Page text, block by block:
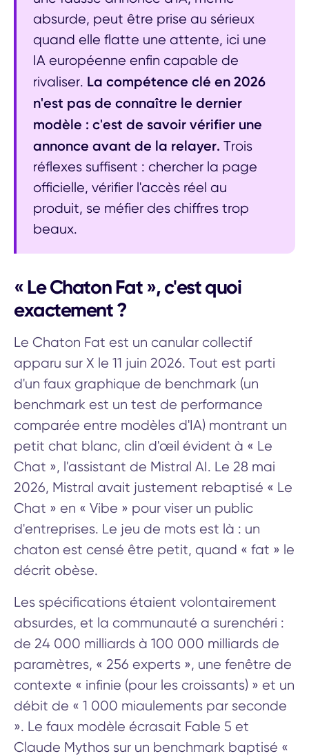
absurde, peut être prise au sérieux
quand elle flatte une attente, ici une
IA européenne enfin capable de
rivaliser. La compétence clé en 2026
n'est pas de connaître le dernier
modèle : c'est de savoir vérifier une
annonce avant de la relayer. Trois
réflexes suffisent : chercher la page
officielle, vérifier l'accès réel au
produit, se méfier des chiffres trop
beaux.
« Le Chaton Fat », c'est quoi
exactement ?
Le Chaton Fat est un canular collectif
apparu sur X le 11 juin 2026. Tout est parti
d'un faux graphique de benchmark (un
benchmark est un test de performance
comparée entre modèles d'IA) montrant un
petit chat blanc, clin d'œil évident à « Le
Chat », l'assistant de Mistral AI. Le 28 mai
2026, Mistral avait justement rebaptisé « Le
Chat » en « Vibe » pour viser un public
d'entreprises. Le jeu de mots est là : un
chaton est censé être petit, quand « fat » le
décrit obèse.
Les spécifications étaient volontairement
absurdes, et la communauté a surenchéri :
de 24 000 milliards à 100 000 milliards de
paramètres, « 256 experts », une fenêtre de
contexte « infinie (pour les croissants) » et un
débit de « 1 000 miaulements par seconde
». Le faux modèle écrasait Fable 5 et
Claude Mythos sur un benchmark baptisé «